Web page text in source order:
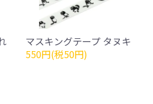
マスキングテープ タヌキ
550円(税50円)